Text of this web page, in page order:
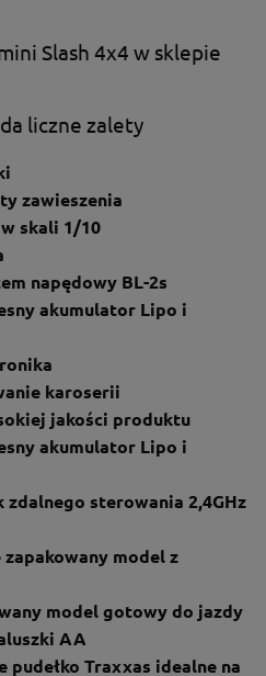
Slash 4x4 w sklepie
liczne zalety
zawieszenia
skali 1/10
napędowy BL-2s
akumulator Lipo i
karoserii
jakości produktu
akumulator Lipo i
zdalnego sterowania 2,4GHz
model z
model gotowy do jazdy
AA
Traxxas idealne na